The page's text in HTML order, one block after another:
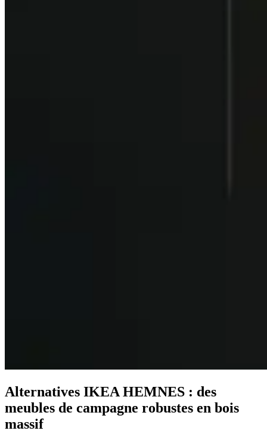
Alternatives IKEA HEMNES : des
meubles de campagne robustes en bois
massif